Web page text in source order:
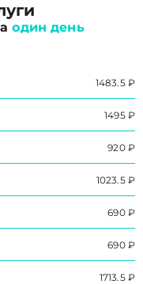
один день
1483.5 ₽
1495 ₽
920 ₽
1023.5 ₽
690 ₽
690 ₽
1713.5 ₽